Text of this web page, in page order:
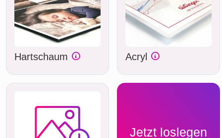
Hartschaum Acryl
Jetzt loslegen